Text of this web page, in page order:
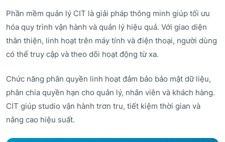
Phần mềm quản lý CIT là giải pháp thông minh giúp tối ưu
hóa quy trình vận hành và quản lý hiệu quả. Với giao diện
thân thiện, linh hoạt trên máy tính và điện thoại, người dùng
có thể truy cập và theo dõi hoạt động từ xa.
Chức năng phân quyền linh hoạt đảm bảo bảo mật dữ liệu,
phân chia quyền hạn cho quản lý, nhân viên và khách hàng.
CIT giúp studio vận hành trơn tru, tiết kiệm thời gian và
nâng cao hiệu suất.